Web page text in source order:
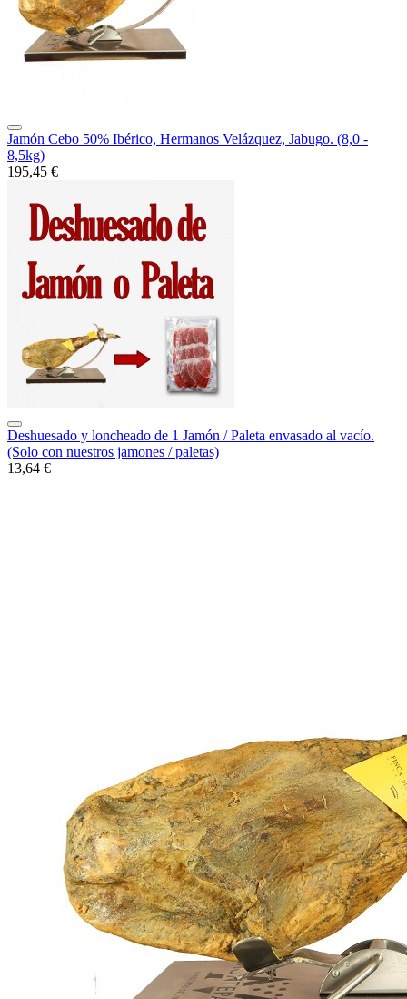
Jamón Cebo 50% Ibérico, Hermanos Velázquez, Jabugo. (8,0 -
8,5kg)
195,45 €
Deshuesado y loncheado de 1 Jamón / Paleta envasado al vacío.
(Solo con nuestros jamones / paletas)
13,64 €